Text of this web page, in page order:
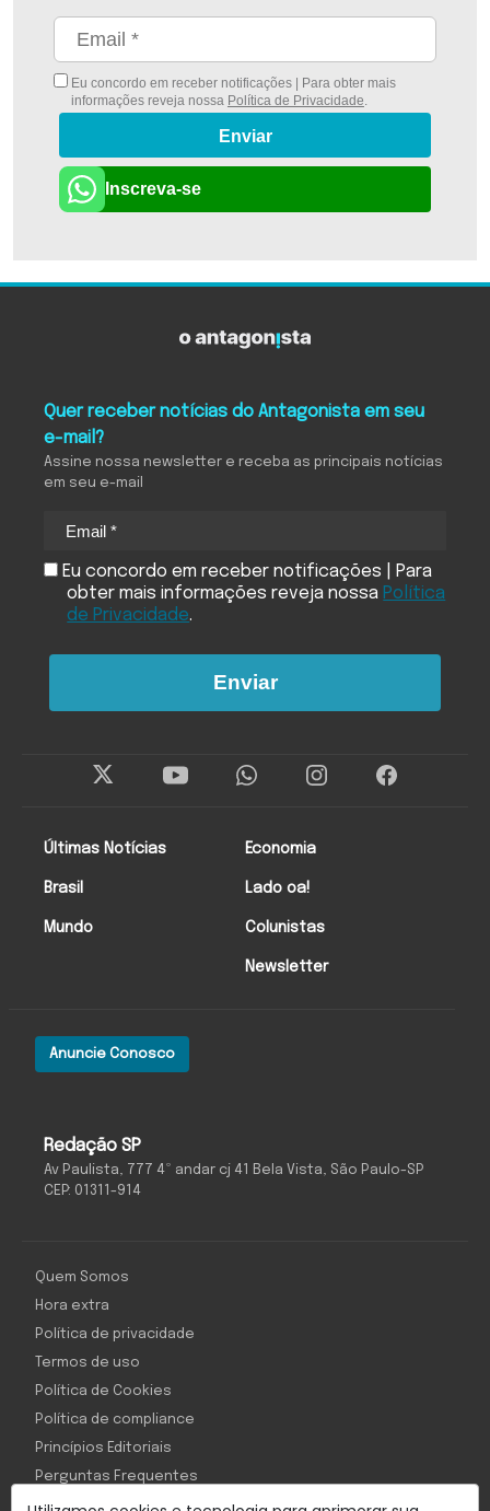
Eu concordo em receber notificações | Para obter mais
informações reveja nossa Política de Privacidade.
Enviar
Inscreva-se
Redação SP
Av Paulista, 777 4º andar cj 41 Bela Vista, São Paulo-SP
CEP: 01311-914
Anuncie Conosco
Últimas Notícias
Brasil
Mundo
Economia
Lado oa!
Colunistas
Newsletter
Quer receber notícias do Antagonista em seu
e-mail?
Assine nossa newsletter e receba as principais notícias
em seu e-mail
Eu concordo em receber notificações | Para
obter mais informações reveja nossa Política
de Privacidade.
Enviar
Quem Somos
Hora extra
Política de privacidade
Termos de uso
Política de Cookies
Política de compliance
Princípios Editoriais
Perguntas Frequentes